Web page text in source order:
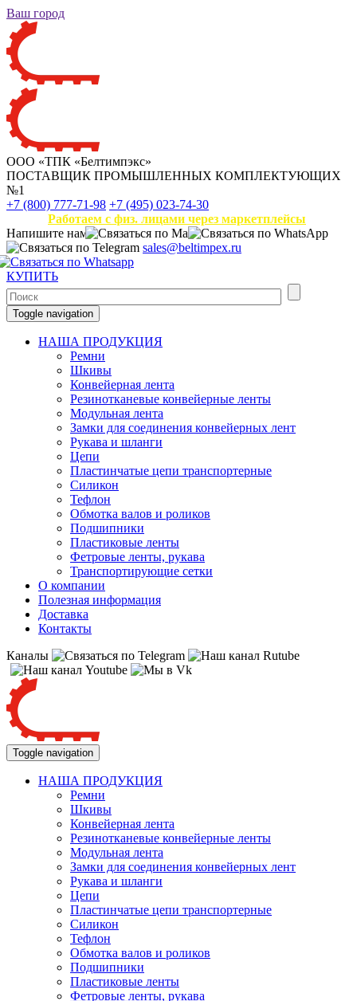
Ваш город
ООО «ТПК «Белтимпэкс»
ПОСТАВЩИК ПРОМЫШЛЕННЫХ КОМПЛЕКТУЮЩИХ
№1
+7 (800) 777-71-98 +7 (495) 023-74-30
Работаем с физ. лицами через маркетплейсы
Напишите нам
sales@beltimpex.ru
КУПИТЬ
Toggle navigation
НАША ПРОДУКЦИЯ
Ремни
Шкивы
Конвейерная лента
Резинотканевые конвейерные ленты
Модульная лента
Замки для соединения конвейерных лент
Рукава и шланги
Цепи
Пластинчатые цепи транспортерные
Силикон
Тефлон
Обмотка валов и роликов
Подшипники
Пластиковые ленты
Фетровые ленты, рукава
Транспортирующие сетки
О компании
Полезная информация
Доставка
Контакты
Каналы
Toggle navigation
НАША ПРОДУКЦИЯ
Ремни
Шкивы
Конвейерная лента
Резинотканевые конвейерные ленты
Модульная лента
Замки для соединения конвейерных лент
Рукава и шланги
Цепи
Пластинчатые цепи транспортерные
Силикон
Тефлон
Обмотка валов и роликов
Подшипники
Пластиковые ленты
Фетровые ленты, рукава